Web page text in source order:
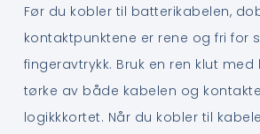
Før du kobler til batterikabelen,
kontaktpunktene er rene og fri for
fingeravtrykk. Bruk en ren klut
tørke av både kabelen og
logikkkortet. Når du kobler til